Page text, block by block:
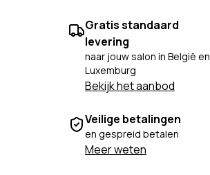
Gratis standaard
levering
naar jouw salon in België en
Luxemburg
Bekijk het aanbod
Veilige betalingen
en gespreid betalen
Meer weten